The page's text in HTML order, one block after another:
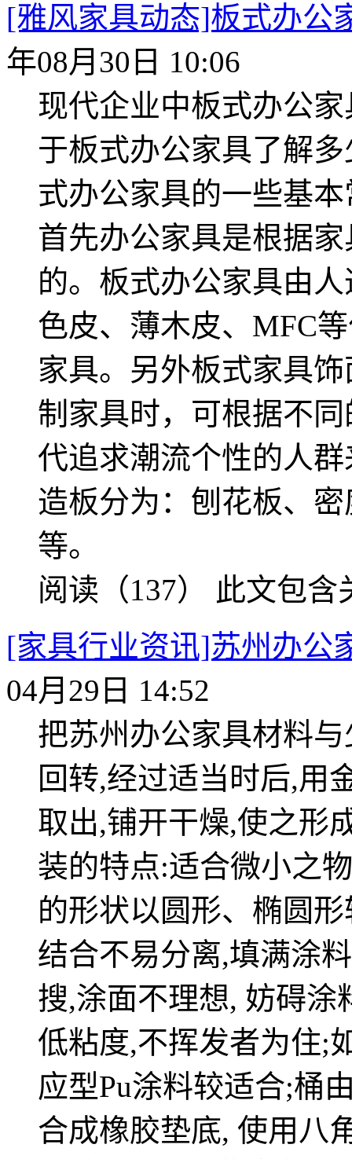
[雅风家具动态]板式办公
年08月30日 10:06
现代企业中板式办公
于板式办公家具了解
式办公家具的一些基
首先办公家具是根据
的。板式办公家具由
色皮、薄木皮、MFC
家具。另外板式家具
制家具时，可根据不
代追求潮流个性的人
造板分为：刨花板、
等。
阅读（137） 此文包含
[家具行业资讯]苏州办公
04月29日 14:52
把苏州办公家具材料
回转,经过适当时后,用
取出,铺开干燥,使之形
装的特点:适合微小之
的形状以圆形、椭圆
结合不易分离,填满涂
搜,涂面不理想, 妨碍涂
低粘度,不挥发者为住;
应型Pu涂料较适合;桶
合成橡胶垫底, 使用八